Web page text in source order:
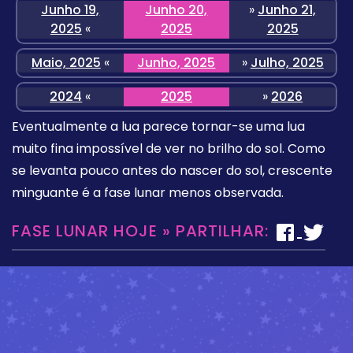
Junho 19,
2025 «
Junho 20,
2025
» Junho 21,
2025
Maio, 2025 « Junho, 2025 » Julho, 2025
2024 « 2025 » 2026
Eventualmente a lua parece tornar-se uma lua
muito fina impossível de ver no brilho do sol. Como
se levanta pouco antes do nascer do sol, crescente
minguante é a fase lunar menos observada.
FASE LUNAR HOJE » PARTILHAR: